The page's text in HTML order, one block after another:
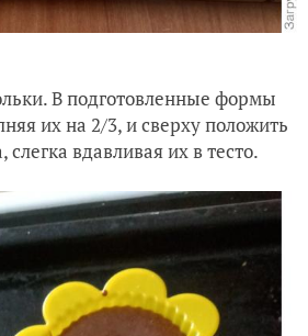
В подготовленные формы
их на 2/3, и сверху положить
вдавливая их в тесто.